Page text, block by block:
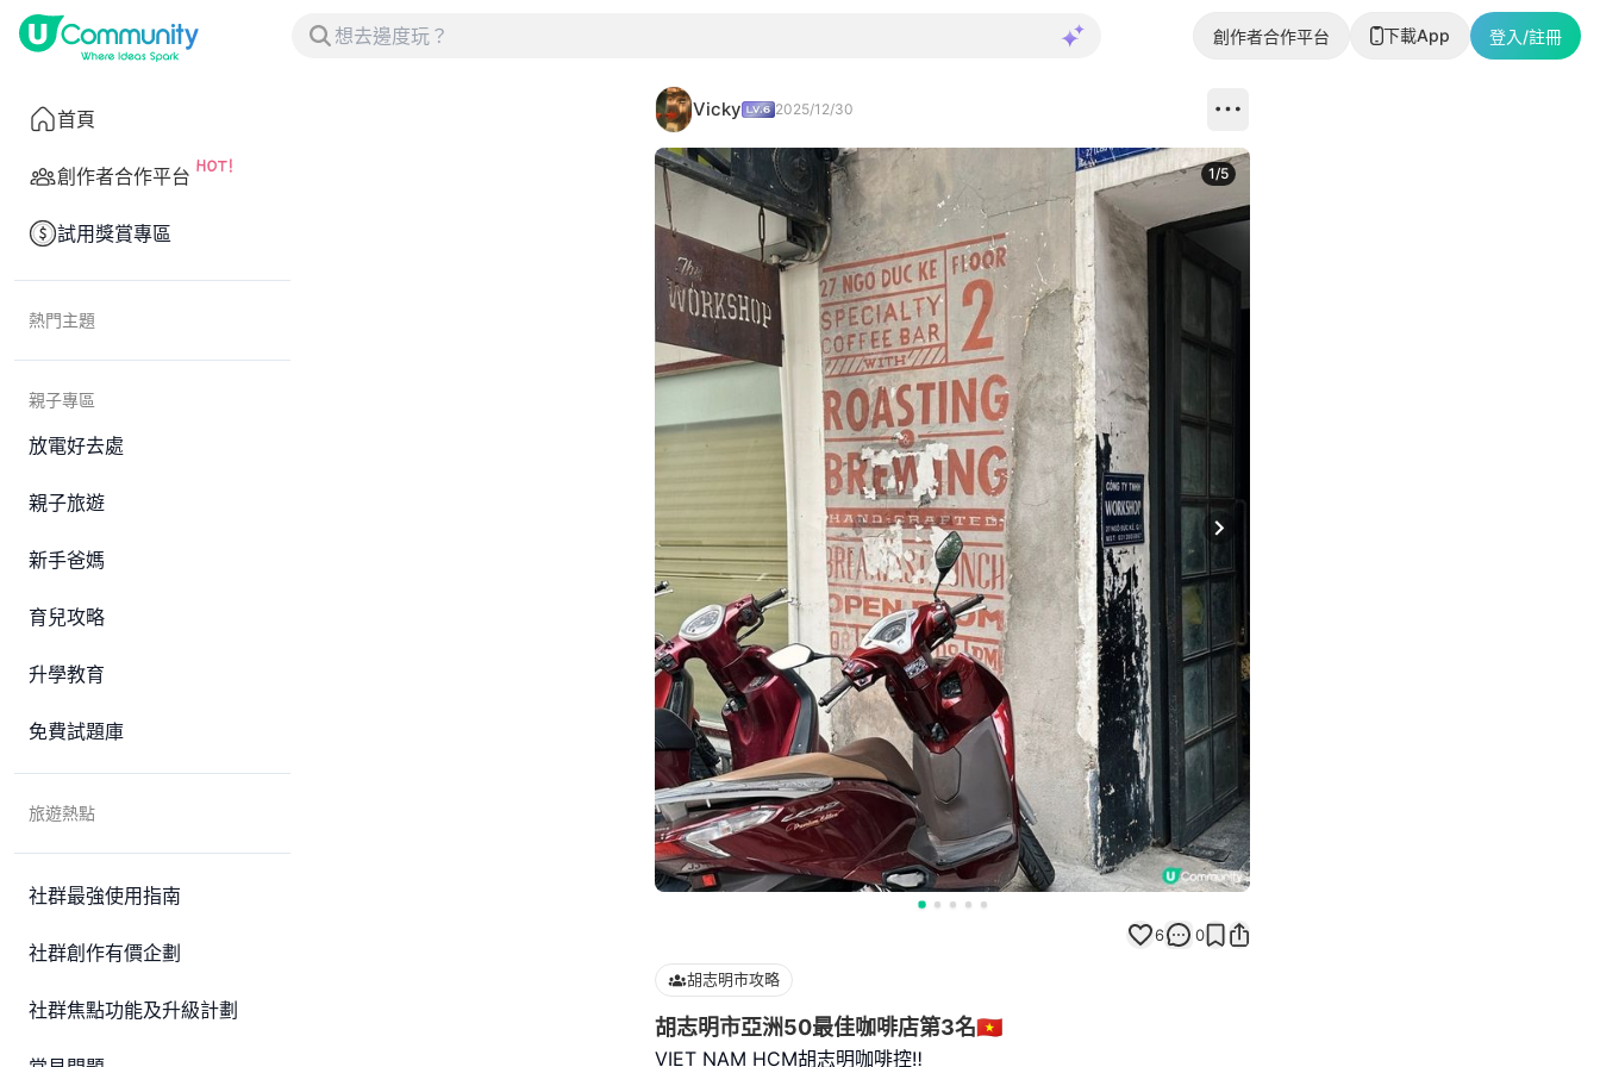
創作者合作平台 下載App 登入/註冊
首頁
創作者合作平台
試用獎賞專區
熱門主題
親子專區
放電好去處
親子旅遊
新手爸媽
育兒攻略
升學教育
免費試題庫
旅遊熱點
社群最強使用指南
社群創作有價企劃
社群焦點功能及升級計劃
Vicky 2025/12/30
Next slide
1/5
6 0
胡志明市攻略
胡志明市亞洲50最佳咖啡店第3名🇻🇳
VIET NAM HCM胡志明咖啡控‼️